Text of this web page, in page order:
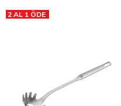
2 AL 1 ÖDE